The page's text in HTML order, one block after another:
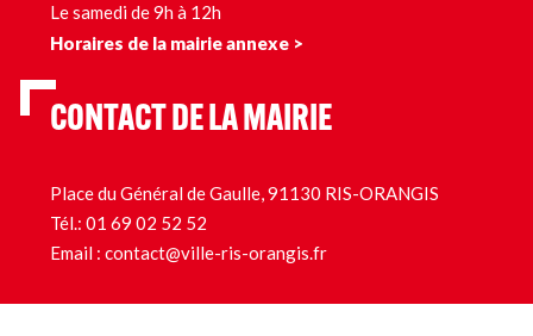
Le samedi de 9h à 12h
Horaires de la mairie annexe >
CONTACT DE LA MAIRIE
Place du Général de Gaulle, 91130 RIS-ORANGIS
Tél.: 01 69 02 52 52
Email : contact@ville-ris-orangis.fr